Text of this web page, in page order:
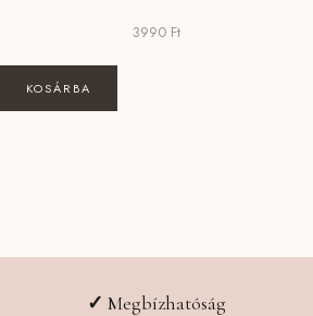
3990 Ft
KOSÁRBA
✓Megbízhatóság